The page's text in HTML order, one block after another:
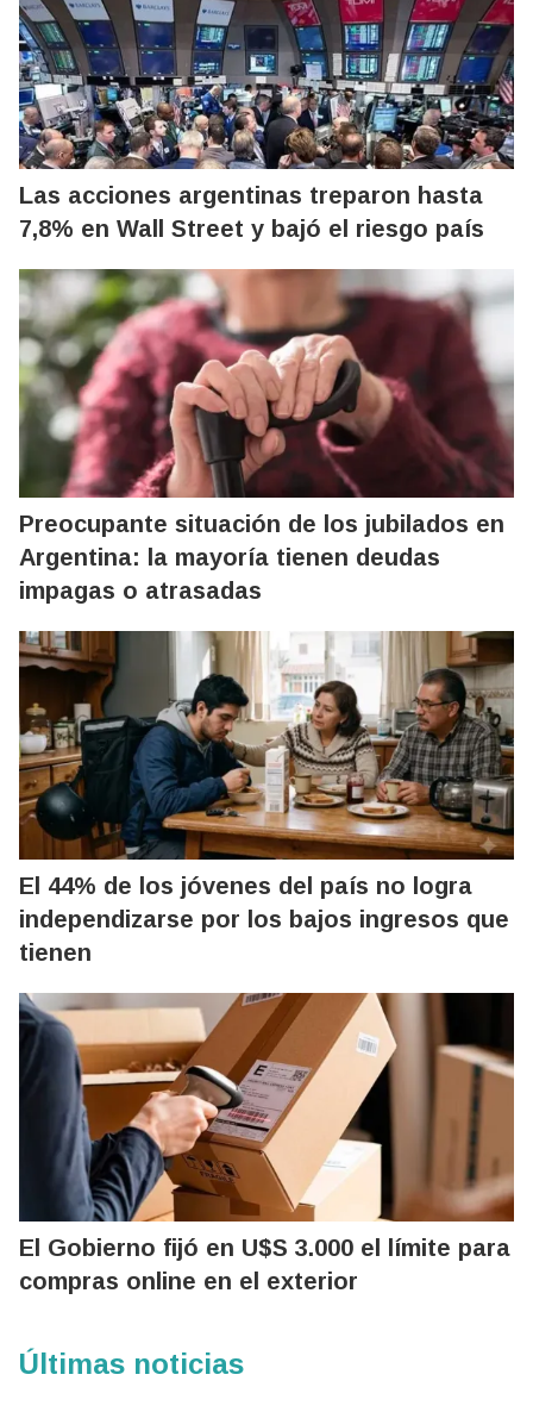
Las acciones argentinas treparon hasta
7,8% en Wall Street y bajó el riesgo país
Preocupante situación de los jubilados en
Argentina: la mayoría tienen deudas
impagas o atrasadas
El 44% de los jóvenes del país no logra
independizarse por los bajos ingresos que
tienen
El Gobierno fijó en U$S 3.000 el límite para
compras online en el exterior
Últimas noticias